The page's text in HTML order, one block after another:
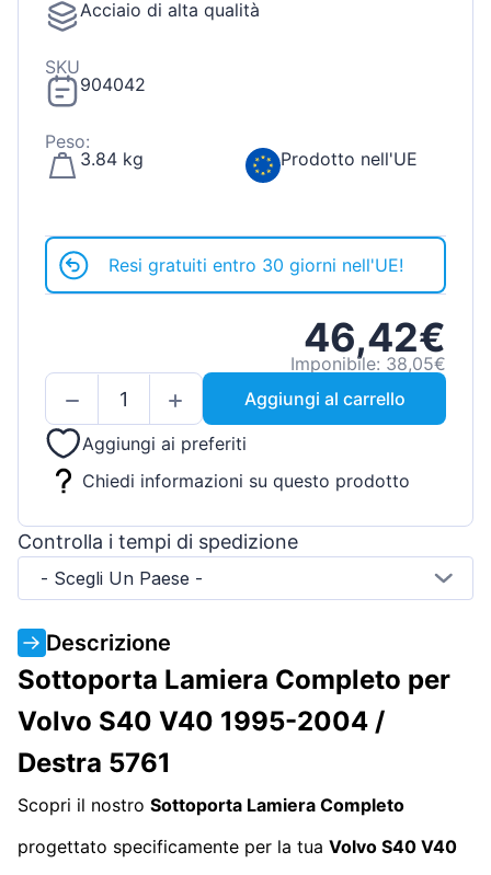
Acciaio di alta qualità
SKU
904042
Peso:
3.84 kg
Prodotto nell'UE
Resi gratuiti entro 30 giorni nell'UE!
46,42€
Imponibile: 38,05€
Aggiungi al carrello
Aggiungi ai preferiti
Chiedi informazioni su questo prodotto
Controlla i tempi di spedizione
- Scegli Un Paese -
Descrizione
Sottoporta Lamiera Completo per
Volvo S40 V40 1995-2004 /
Destra 5761
Scopri il nostro Sottoporta Lamiera Completo
progettato specificamente per la tua Volvo S40 V40